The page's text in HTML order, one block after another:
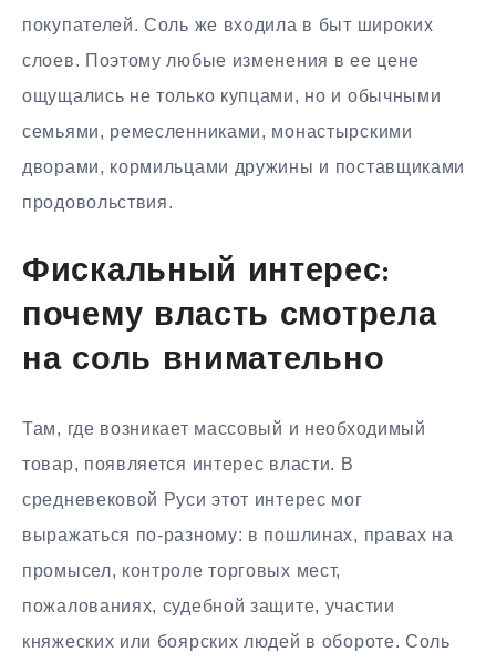
покупателей. Соль же входила в быт широких
слоев. Поэтому любые изменения в ее цене
ощущались не только купцами, но и обычными
семьями, ремесленниками, монастырскими
дворами, кормильцами дружины и поставщиками
продовольствия.
Фискальный интерес:
почему власть смотрела
на соль внимательно
Там, где возникает массовый и необходимый
товар, появляется интерес власти. В
средневековой Руси этот интерес мог
выражаться по-разному: в пошлинах, правах на
промысел, контроле торговых мест,
пожалованиях, судебной защите, участии
княжеских или боярских людей в обороте. Соль